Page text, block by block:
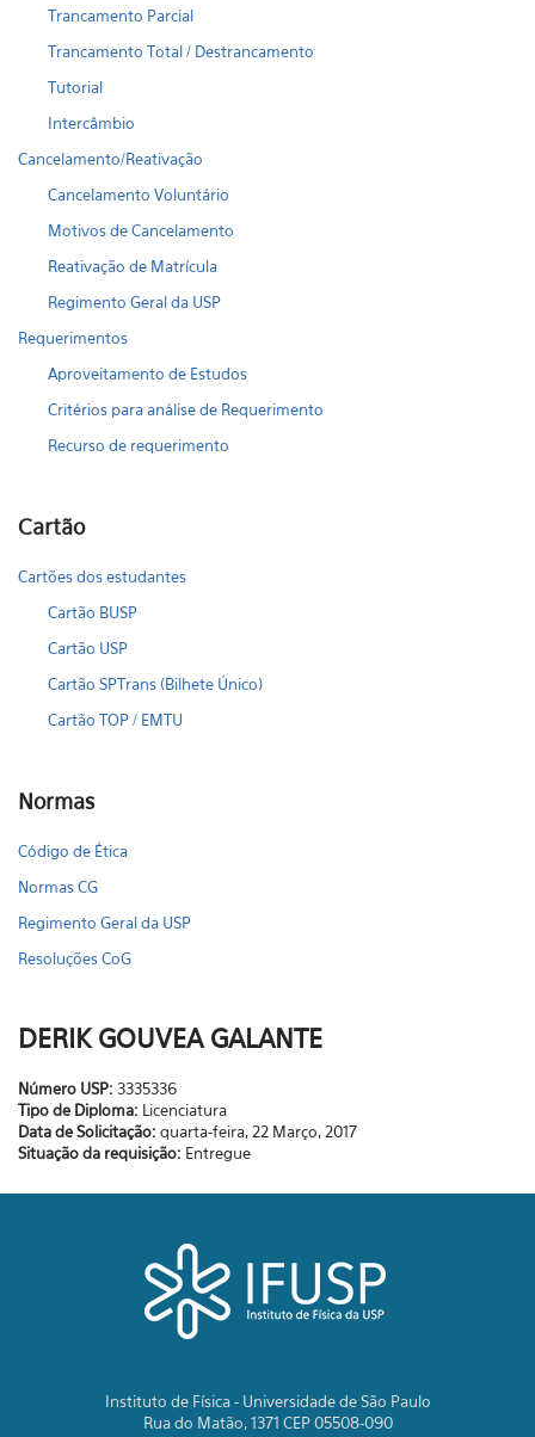
Trancamento Parcial
Trancamento Total / Destrancamento
Tutorial
Intercâmbio
Cancelamento/Reativação
Cancelamento Voluntário
Motivos de Cancelamento
Reativação de Matrícula
Regimento Geral da USP
Requerimentos
Aproveitamento de Estudos
Critérios para análise de Requerimento
Recurso de requerimento
Cartão
Cartões dos estudantes
Cartão BUSP
Cartão USP
Cartão SPTrans (Bilhete Único)
Cartão TOP / EMTU
Normas
Código de Ética
Normas CG
Regimento Geral da USP
Resoluções CoG
DERIK GOUVEA GALANTE
Número USP: 3335336
Tipo de Diploma: Licenciatura
Data de Solicitação: quarta-feira, 22 Março, 2017
Situação da requisição: Entregue
Instituto de Física - Universidade de São Paulo
Rua do Matão, 1371 CEP 05508-090